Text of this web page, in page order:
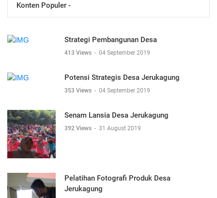
Konten Populer -
Strategi Pembangunan Desa
413 Views - 04 September 2019
Potensi Strategis Desa Jerukagung
353 Views - 04 September 2019
Senam Lansia Desa Jerukagung
392 Views - 31 August 2019
Pelatihan Fotografi Produk Desa
Jerukagung